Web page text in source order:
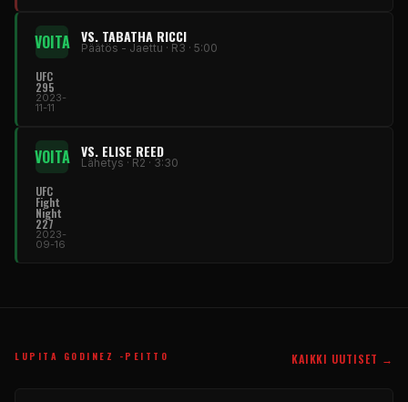
VOITA VS. TABATHA RICCI
Päätös - Jaettu · R3 · 5:00
UFC
295
2023-
11-11
VOITA VS. ELISE REED
Lähetys · R2 · 3:30
UFC
Fight
Night
227
2023-
09-16
LUPITA GODINEZ -PEITTO KAIKKI UUTISET →